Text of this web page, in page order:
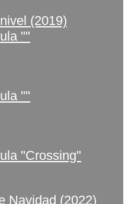
(2019)
Navidad (2022)